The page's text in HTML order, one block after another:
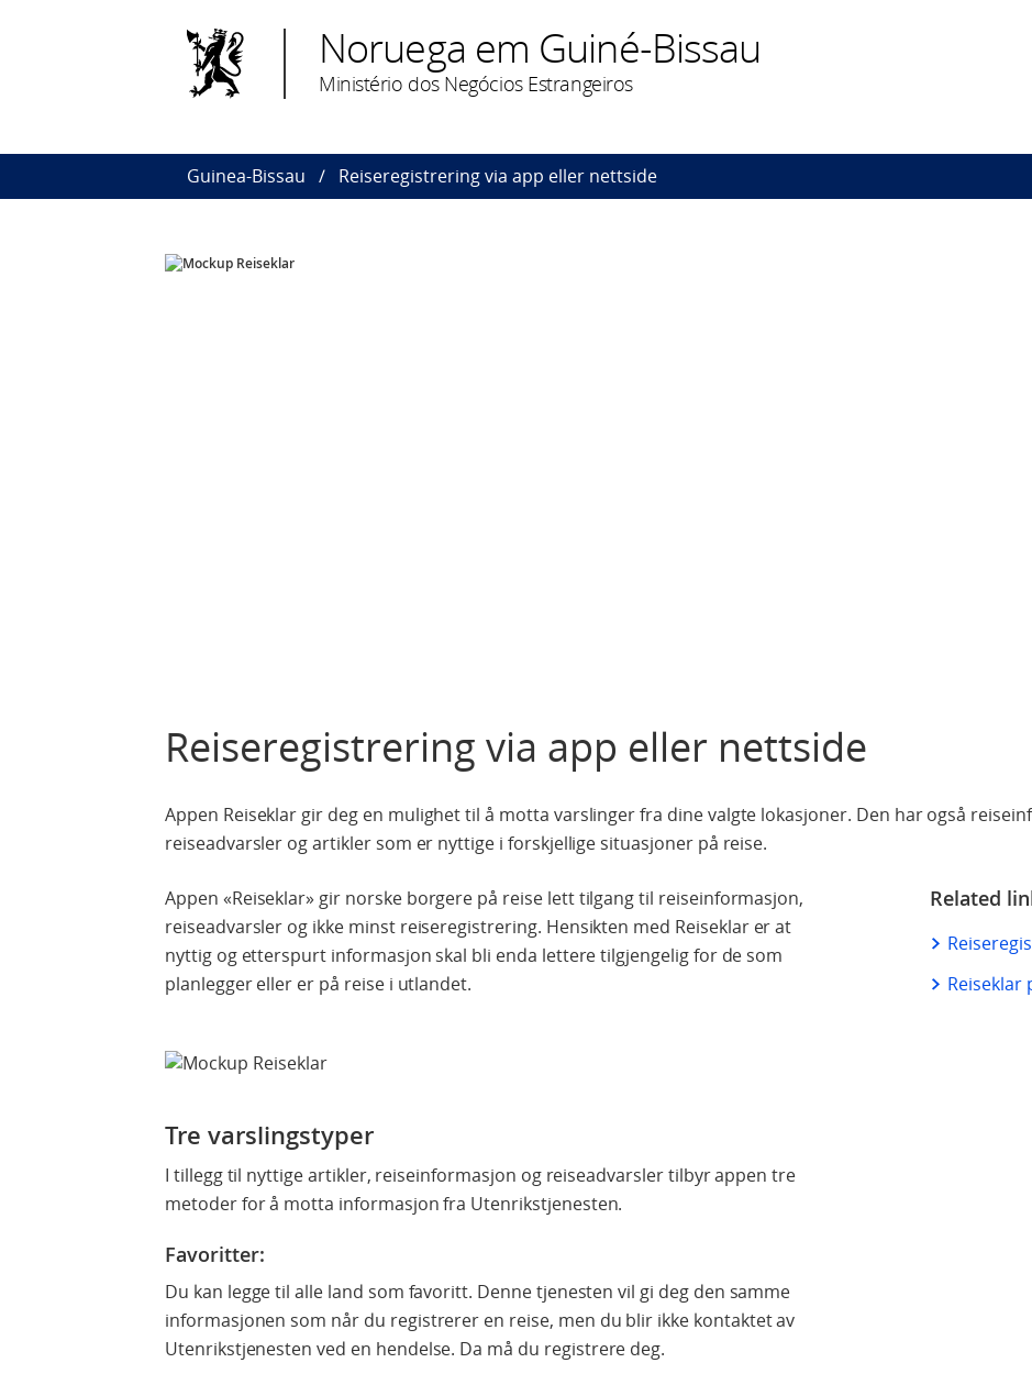
Noruega em Guiné-Bissau
Ministério dos Negócios Estrangeiros
Guinea-Bissau Reiseregistrering via app eller nettside
Reiseregistrering via app eller nettside
Appen Reiseklar gir deg en mulighet til å motta varslinger fra dine valgte lokasjoner. Den har også
reiseadvarsler og artikler som er nyttige i forskjellige situasjoner på reise.
Appen «Reiseklar» gir norske borgere på reise lett tilgang til reiseinformasjon,
reiseadvarsler og ikke minst reiseregistrering. Hensikten med Reiseklar er at
nyttig og etterspurt informasjon skal bli enda lettere tilgjengelig for de som
planlegger eller er på reise i utlandet.
Tre varslingstyper
I tillegg til nyttige artikler, reiseinformasjon og reiseadvarsler tilbyr appen tre
metoder for å motta informasjon fra Utenrikstjenesten.
Favoritter:
Du kan legge til alle land som favoritt. Denne tjenesten vil gi deg den samme
informasjonen som når du registrerer en reise, men du blir ikke kontaktet av
Utenrikstjenesten ved en hendelse. Da må du registrere deg.
Related
Reiseklar